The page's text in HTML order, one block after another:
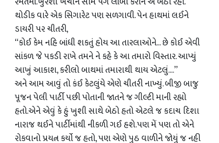
થોડીક વારે એક સિગારેટ પણ સળગાવી. પેન હાથમાં લઈને
ડાયરી પર ચીતરી,
“કોઈ કેમ નહિ બાંધી શકતું હોય આ તારલાઓને... છે કોઈ એવી
સાંકળ જે પકડી રાખે તમને ને કહે કે આ તમારો વિસ્તાર. આપ્યું
આખું આકાશ, કરીલો બાથમાં તમારાથી થાય એટલું....”
અને આમ આવું તો કંઈ કેટલુંયે એણે ચીતરી નાખ્યું. બીજી બાજુ
પૂજન પેલી પાર્ટી પછી પોતાની જાતને જ ગીલ્ટી માની રહ્યો
હતો.એને એવું કે હું ખુશી સાથે બેઠો હતો એટલે જ કદાચ દિશા
નારાજ થઈને પાર્ટીમાંથી નીકળી ગઈ હશે.પણ મેં પણ તો એને
રોકવાનો પ્રયત્ન કર્યો જ હતો, પણ એણે પુઠ વાળીને જોયું જ નહી